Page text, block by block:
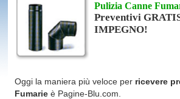
Pulizia Canne
Preventivi
IMPEGNO!
Oggi la maniera più veloce per ricevere
Fumarieè Pagine-Blu.com.